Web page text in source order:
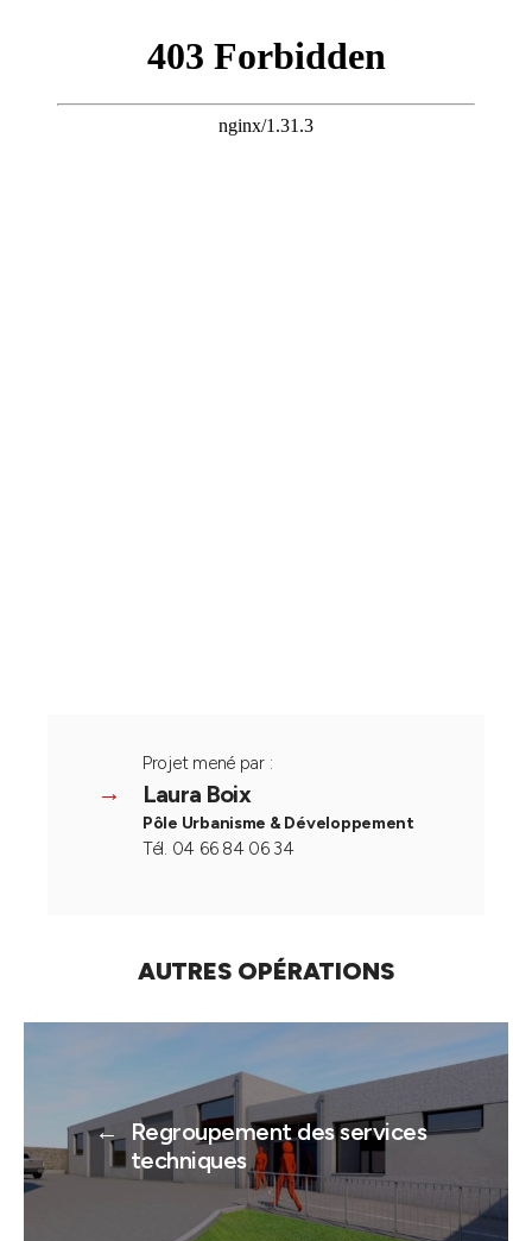
Projet mené par :
Laura Boix
Pôle Urbanisme & Développement
Tél. 04 66 84 06 34
AUTRES OPÉRATIONS
←
Regroupement des services
techniques